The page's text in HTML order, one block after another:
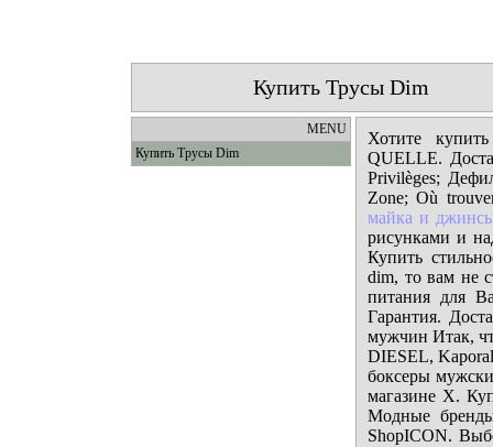
Купить Трусы Dim
MENU
Купить Трусы Dim
Хотите
QUELLE.
Privilèges;
Zone; Où
майка и
рисунками и
Купить
dim, то вам не
питания для
Гарантия.
мужчин Итак,
DIESEL,
боксеры
магазине X.
Модные
ShopICON.